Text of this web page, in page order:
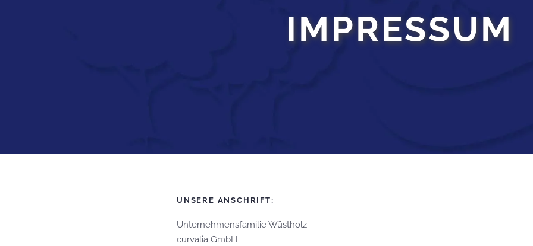
IMPRESSUM
UNSERE ANSCHRIFT:
Unternehmensfamilie Wüstholz
curvalia GmbH